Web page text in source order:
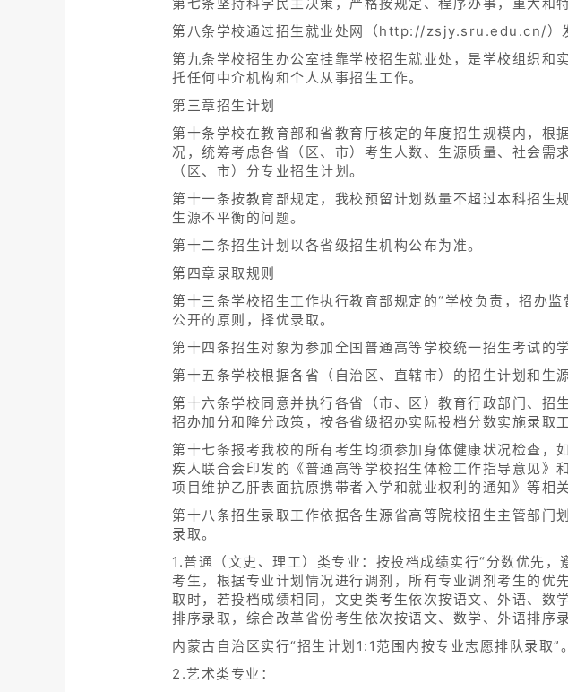
第八条学校通过招生就业处网（http://zsjy.sru.edu.cn/）
第九条学校招生办公室挂靠学校招生就业处，是学校组织
托任何中介机构和个人从事招生工作。
第三章招生计划
第十条学校在教育部和省教育厅核定的年度招生规模内，
况，统筹考虑各省（区、市）考生人数、生源质量、社会需
（区、市）分专业招生计划。
第十一条按教育部规定，我校预留计划数量不超过本科招生
生源不平衡的问题。
第十二条招生计划以各省级招生机构公布为准。
第四章录取规则
第十三条学校招生工作执行教育部规定的“学校负责，招办
公开的原则，择优录取。
第十四条招生对象为参加全国普通高等学校统一招生考试的
第十五条学校根据各省（自治区、直辖市）的招生计划和生
第十六条学校同意并执行各省（市、区）教育行政部门、
招办加分和降分政策，按各省级招办实际投档分数实施录取工
第十七条报考我校的所有考生均须参加身体健康状况检查
疾人联合会印发的《普通高等学校招生体检工作指导意见
项目维护乙肝表面抗原携带者入学和就业权利的通知》等相
第十八条招生录取工作依据各生源省高等院校招生主管部
录取。
1.普通（文史、理工）类专业：按投档成绩实行“分数优先
考生，根据专业计划情况进行调剂，所有专业调剂考生的优
取时，若投档成绩相同，文史类考生依次按语文、外语、
排序录取，综合改革省份考生依次按语文、数学、外语排序录
内蒙古自治区实行“招生计划1:1范围内按专业志愿排队录取”。
2.艺术类专业：